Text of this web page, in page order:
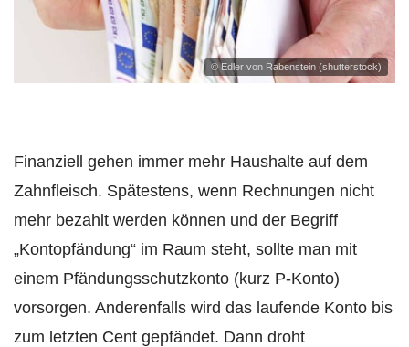
© Edler von Rabenstein (shutterstock)
Finanziell gehen immer mehr Haushalte auf dem
Zahnfleisch. Spätestens, wenn Rechnungen nicht
mehr bezahlt werden können und der Begriff
„Kontopfändung“ im Raum steht, sollte man mit
einem Pfändungsschutzkonto (kurz P-Konto)
vorsorgen. Anderenfalls wird das laufende Konto bis
zum letzten Cent gepfändet. Dann droht